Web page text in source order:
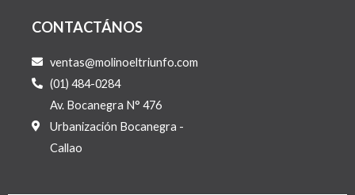
CONTACTÁNOS
ventas@molinoeltriunfo.com
(01) 484-0284
Av. Bocanegra N° 476
Urbanización Bocanegra -
Callao